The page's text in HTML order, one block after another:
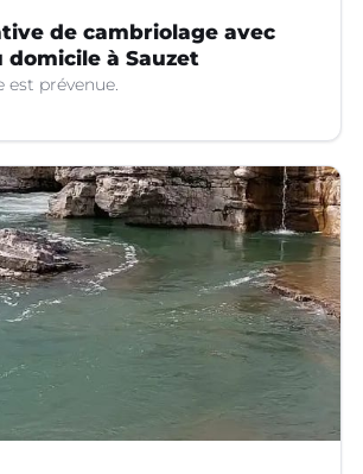
de cambriolage avec
à Sauzet
est prévenue.